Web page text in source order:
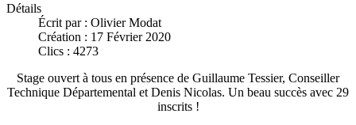
Détails
Écrit par : Olivier Modat
Création : 17 Février 2020
Clics : 4273
Stage ouvert à tous en présence de Guillaume Tessier, Conseiller
Technique Départemental et Denis Nicolas. Un beau succès avec 29
inscrits !